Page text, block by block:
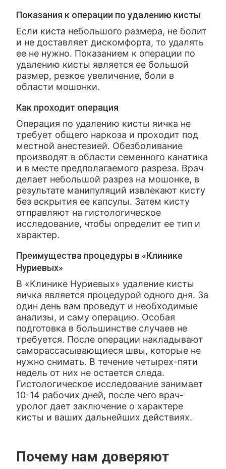
Показания к операции по удалению кисты
Если киста небольшого размера, не болит
и не доставляет дискомфорта, то удалять
ее не нужно. Показанием к операции по
удалению кисты является ее большой
размер, резкое увеличение, боли в
области мошонки.
Как проходит операция
Операция по удалению кисты яичка не
требует общего наркоза и проходит под
местной анестезией. Обезболивание
производят в области семенного канатика
и в месте предполагаемого разреза. Врач
делает небольшой разрез на мошонке, в
результате манипуляций извлекают кисту
без вскрытия ее капсулы. Затем кисту
отправляют на гистологическое
исследование, чтобы определит ее тип и
характер.
Преимущества процедуры в «Клинике
Нуриевых»
В «Клинике Нуриевых» удаление кисты
яичка является процедурой одного дня. За
один день вам проведут и необходимые
анализы, и саму операцию. Особая
подготовка в большинстве случаев не
требуется. После операции накладывают
саморассасывающиеся швы, которые не
нужно снимать. В течение четырех-пяти
недель от них не остается следа.
Гистологическое исследование занимает
10-14 рабочих дней, после чего врач-
уролог дает заключение о характере
кисты и ваших дальнейших действиях.
Почему нам доверяют